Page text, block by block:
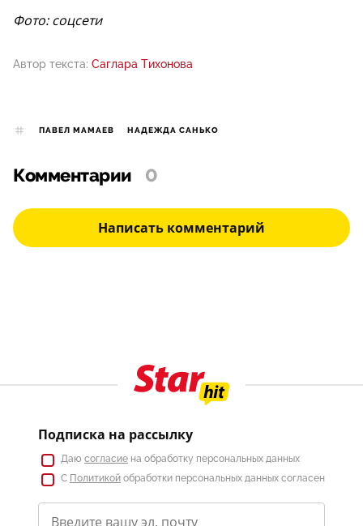
Фото: соцсети
Автор текста: Саглара Тихонова
ПАВЕЛ МАМАЕВ НАДЕЖДА САНЬКО
Комментарии 0
Написать комментарий
Подписка на рассылку
Даю согласие на обработку персональных данных
С Политикой обработки персональных данных согласен